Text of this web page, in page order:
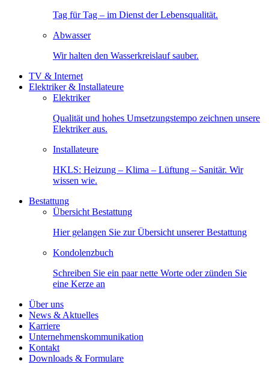
Tag für Tag – im Dienst der Lebensqualität.
Abwasser
Wir halten den Wasserkreislauf sauber.
TV & Internet
Elektriker & Installateure
Elektriker
Qualität und hohes Umsetzungstempo zeichnen unsere
Elektriker aus.
Installateure
HKLS: Heizung – Klima – Lüftung – Sanitär. Wir
wissen wie.
Bestattung
Übersicht Bestattung
Hier gelangen Sie zur Übersicht unserer Bestattung
Kondolenzbuch
Schreiben Sie ein paar nette Worte oder zünden Sie
eine Kerze an
Über uns
News & Aktuelles
Karriere
Unternehmenskommunikation
Kontakt
Downloads & Formulare